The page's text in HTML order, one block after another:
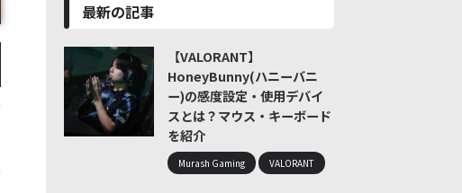
最新の記事
【VALORANT】
HoneyBunny(ハニーバニ
ー)の感度設定・使用デバイ
スとは？マウス・キーボード
を紹介
Murash Gaming VALORANT